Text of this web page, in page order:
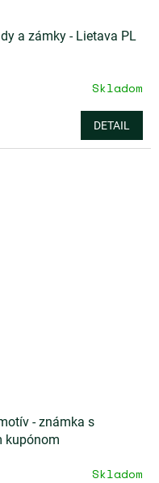
a zámky - Lietava PL
Skladom
DETAIL
- známka s
kupónom
Skladom